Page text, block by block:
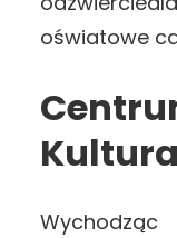
oświatowe